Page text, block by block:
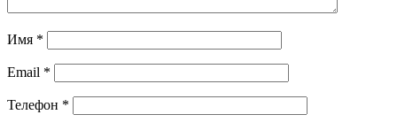
Имя *
Email *
Телефон *